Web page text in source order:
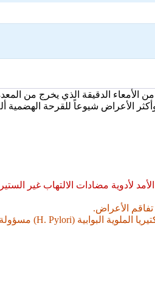
الأمعاء الدقيقة الذي يخرج من
الأعراض شيوعاً للقرحة الهضمية
تفاقم الأعراض.